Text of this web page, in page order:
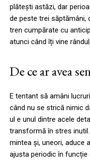
plătești astăzi, dar
de peste trei săptămâni,
tren cumpărate cu
atunci când îți vine
De ce ar avea
E tentant să amâni
când nu se strică nimic
ul e unul dintre acele
transformă în stres
mintea și, uneori, aduce
ajusta periodic în